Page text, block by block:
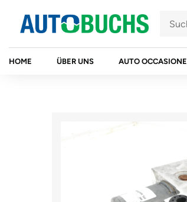
Inhalt
springen
HOME ÜBER UNS AUTO